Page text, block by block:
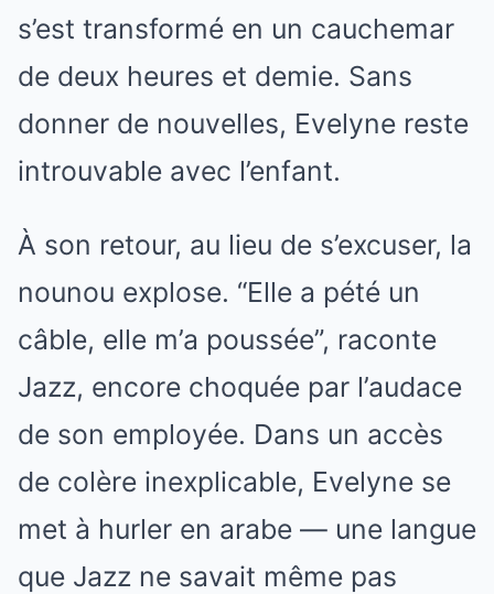
s’est transformé en un cauchemar
de deux heures et demie. Sans
donner de nouvelles, Evelyne reste
introuvable avec l’enfant.
À son retour, au lieu de s’excuser, la
nounou explose. “Elle a pété un
câble, elle m’a poussée”, raconte
Jazz, encore choquée par l’audace
de son employée. Dans un accès
de colère inexplicable, Evelyne se
met à hurler en arabe — une langue
que Jazz ne savait même pas